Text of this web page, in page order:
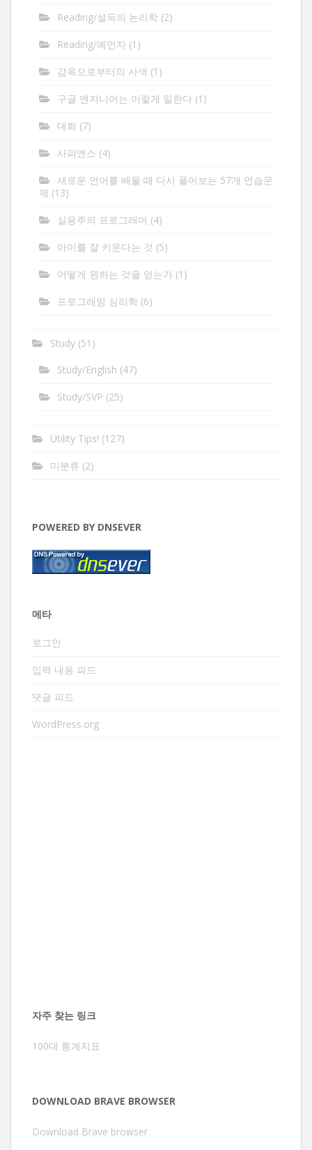
Reading/설득의 논리학 (2)
Reading/예언자 (1)
감옥으로부터의 사색 (1)
구글 엔지니어는 이렇게 일한다 (1)
대화 (7)
사피엔스 (4)
새로운 언어를 배울 때 다시 풀어보는 57개 연습문
제 (13)
실용주의 프로그래머 (4)
아이를 잘 키운다는 것 (5)
어떻게 원하는 것을 얻는가 (1)
프로그래밍 심리학 (6)
Study (51)
Study/English (47)
Study/SVP (25)
Utility Tips! (127)
미분류 (2)
POWERED BY DNSEVER
메타
로그인
입력 내용 피드
댓글 피드
WordPress.org
자주 찾는 링크
100대 통계지표
DOWNLOAD BRAVE BROWSER
Download Brave browser